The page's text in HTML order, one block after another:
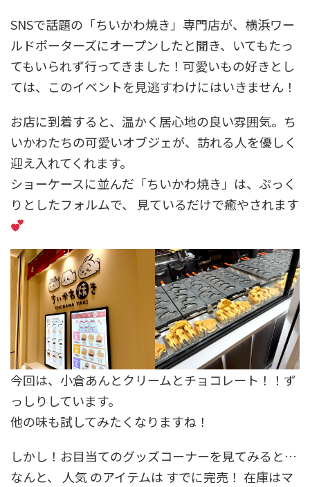
SNSで話題の「ちいかわ焼き」専門店が、横浜ワー
ルドポーターズにオープンしたと聞き、いてもたっ
てもいられず行ってきました！可愛いもの好きとし
ては、このイベントを見逃すわけにはいきません！
お店に到着すると、温かく居心地の良い雰囲気。ち
いかわたちの可愛いオブジェが、訪れる人を優しく
迎え入れてくれます。
ショーケースに並んだ「ちいかわ焼き」は、ぷっく
りとしたフォルムで、 見ているだけで癒やされます
今回は、小倉あんとクリームとチョコレート！！ず
っしりしています。
他の味も試してみたくなりますね！
しかし！お目当てのグッズコーナーを見てみると…
なんと、 人気 のアイテムは すでに完売！ 在庫はマ